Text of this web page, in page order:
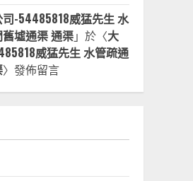
-54485818威猛先生 水
墟通渠 通渠」於〈大
威猛先生 水管疏通
〉發佈留言